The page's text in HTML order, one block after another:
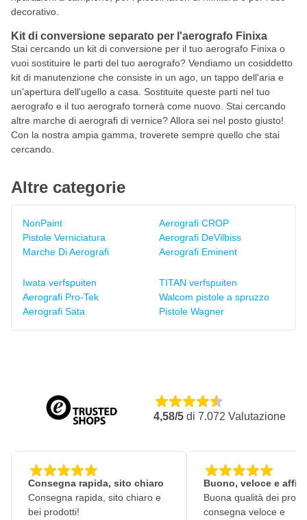
decorativo.
Kit di conversione separato per l'aerografo Finixa
Stai cercando un kit di conversione per il tuo aerografo Finixa o
vuoi sostituire le parti del tuo aerografo? Vendiamo un cosiddetto
kit di manutenzione che consiste in un ago, un tappo dell'aria e
un'apertura dell'ugello a casa. Sostituite queste parti nel tuo
aerografo e il tuo aerografo tornerà come nuovo. Stai cercando
altre marche di aerografi di vernice? Allora sei nel posto giusto!
Con la nostra ampia gamma, troverete sempre quello che stai
cercando.
Altre categorie
NonPaint
Pistole Verniciatura
Marche Di Aerografi
Aerografi CROP
Aerografi DeVilbiss
Aerografi Eminent
Iwata verfspuiten
Aerografi Pro-Tek
Aerografi Sata
TITAN verfspuiten
Walcom pistole a spruzzo
Pistole Wagner
4,58/5 di 7.072 Valutazione
Consegna rapida, sito chiaro
Consegna rapida, sito chiaro e
bei prodotti!
Buono, veloce e
Buona qualità dei
consegna veloce e